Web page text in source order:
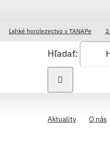
Ľahké horolezectvo v TANAPe
Hľadať:
Aktuality O nás